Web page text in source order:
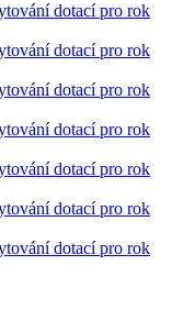
dotací pro rok
dotací pro rok
dotací pro rok
dotací pro rok
dotací pro rok
dotací pro rok
dotací pro rok